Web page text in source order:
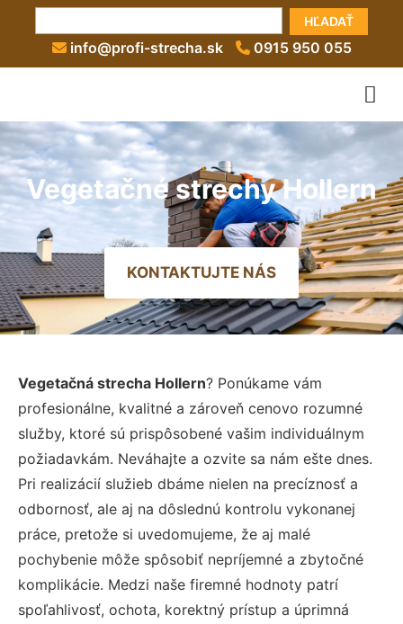
HĽADAŤ
info@profi-strecha.sk 0915 950 055
Vegetačné strechy Hollern
KONTAKTUJTE NÁS
Vegetačná strecha Hollern? Ponúkame vám
profesionálne, kvalitné a zároveň cenovo rozumné
služby, ktoré sú prispôsobené vašim individuálnym
požiadavkám. Neváhajte a ozvite sa nám ešte dnes.
Pri realizácií služieb dbáme nielen na precíznosť a
odbornosť, ale aj na dôslednú kontrolu vykonanej
práce, pretože si uvedomujeme, že aj malé
pochybenie môže spôsobiť nepríjemné a zbytočné
komplikácie. Medzi naše firemné hodnoty patrí
spoľahlivosť, ochota, korektný prístup a úprimná